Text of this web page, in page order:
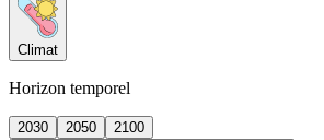
Climat
Horizon temporel
2030 2050
2100